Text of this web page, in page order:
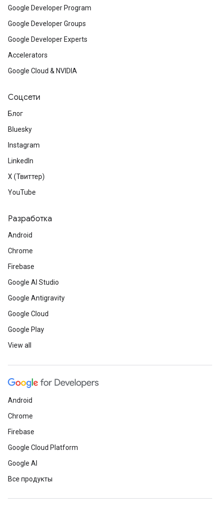
Google Developer Program
Google Developer Groups
Google Developer Experts
Accelerators
Google Cloud & NVIDIA
Соцсети
Блог
Bluesky
Instagram
LinkedIn
X (Твиттер)
YouTube
Разработка
Android
Chrome
Firebase
Google AI Studio
Google Antigravity
Google Cloud
Google Play
View all
Android
Chrome
Firebase
Google Cloud Platform
Google AI
Все продукты